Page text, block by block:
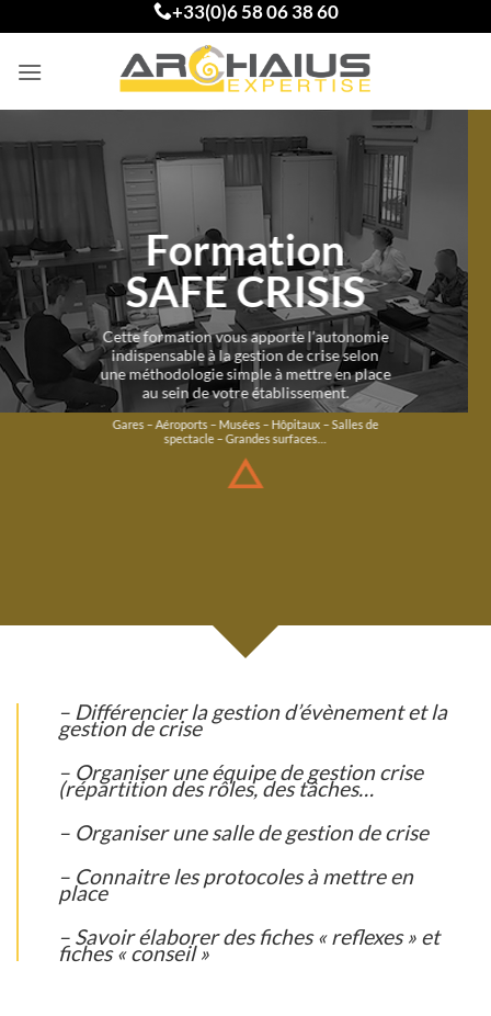
au
contenu
+33(0)6 58 06 38 60
Formation
SAFE CRISIS
Cette formation vous apporte l’autonomie
indispensable à la gestion de crise selon
une méthodologie simple à mettre en place
au sein de votre établissement.
Gares – Aéroports – Musées – Hôpitaux – Salles de
spectacle – Grandes surfaces…
– Différencier la gestion d’évènement et la
gestion de crise
– Organiser une équipe de gestion crise
(répartition des rôles, des tâches…
– Organiser une salle de gestion de crise
– Connaitre les protocoles à mettre en
place
– Savoir élaborer des fiches « reflexes » et
fiches « conseil »